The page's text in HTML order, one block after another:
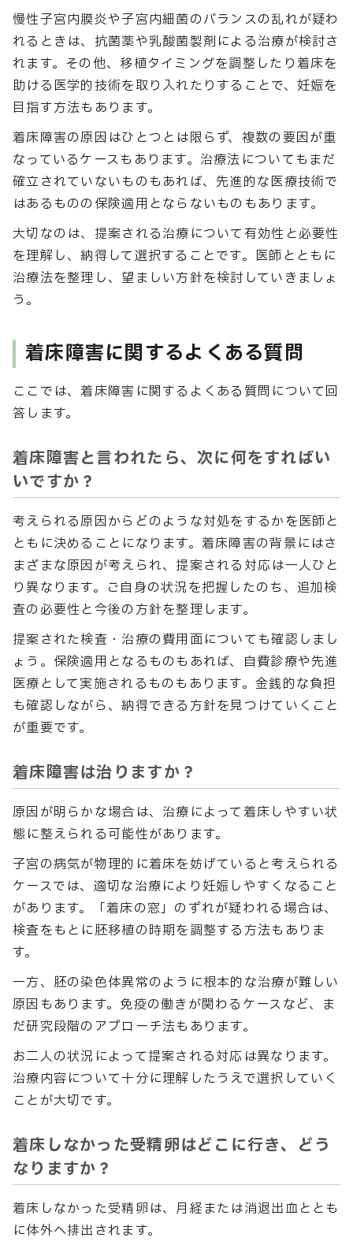
慢性子宮内膜炎や子宮内細菌のバランスの乱れが疑わ
れるときは、抗菌薬や乳酸菌製剤による治療が検討さ
れます。その他、移植タイミングを調整したり着床を
助ける医学的技術を取り入れたりすることで、妊娠を
目指す方法もあります。
着床障害の原因はひとつとは限らず、複数の要因が重
なっているケースもあります。治療法についてもまだ
確立されていないものもあれば、先進的な医療技術で
はあるものの保険適用とならないものもあります。
大切なのは、提案される治療について有効性と必要性
を理解し、納得して選択することです。医師とともに
治療法を整理し、望ましい方針を検討していきましょ
う。
着床障害に関するよくある質問
ここでは、着床障害に関するよくある質問について回
答します。
着床障害と言われたら、次に何をすればい
いですか？
考えられる原因からどのような対処をするかを医師と
ともに決めることになります。着床障害の背景にはさ
まざまな原因が考えられ、提案される対応は一人ひと
り異なります。ご自身の状況を把握したのち、追加検
査の必要性と今後の方針を整理します。
提案された検査・治療の費用面についても確認しまし
ょう。保険適用となるものもあれば、自費診療や先進
医療として実施されるものもあります。金銭的な負担
も確認しながら、納得できる方針を見つけていくこと
が重要です。
着床障害は治りますか？
原因が明らかな場合は、治療によって着床しやすい状
態に整えられる可能性があります。
子宮の病気が物理的に着床を妨げていると考えられる
ケースでは、適切な治療により妊娠しやすくなること
があります。「着床の窓」のずれが疑われる場合は、
検査をもとに胚移植の時期を調整する方法もありま
す。
一方、胚の染色体異常のように根本的な治療が難しい
原因もあります。免疫の働きが関わるケースなど、ま
だ研究段階のアプローチ法もあります。
お二人の状況によって提案される対応は異なります。
治療内容について十分に理解したうえで選択していく
ことが大切です。
着床しなかった受精卵はどこに行き、どう
なりますか？
着床しなかった受精卵は、月経または消退出血ととも
に体外へ排出されます。